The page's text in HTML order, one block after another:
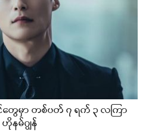
ေမှာ တစ်ပတ် ၇ ရက် ၃ လကြာ
နမ်ဂျွန်